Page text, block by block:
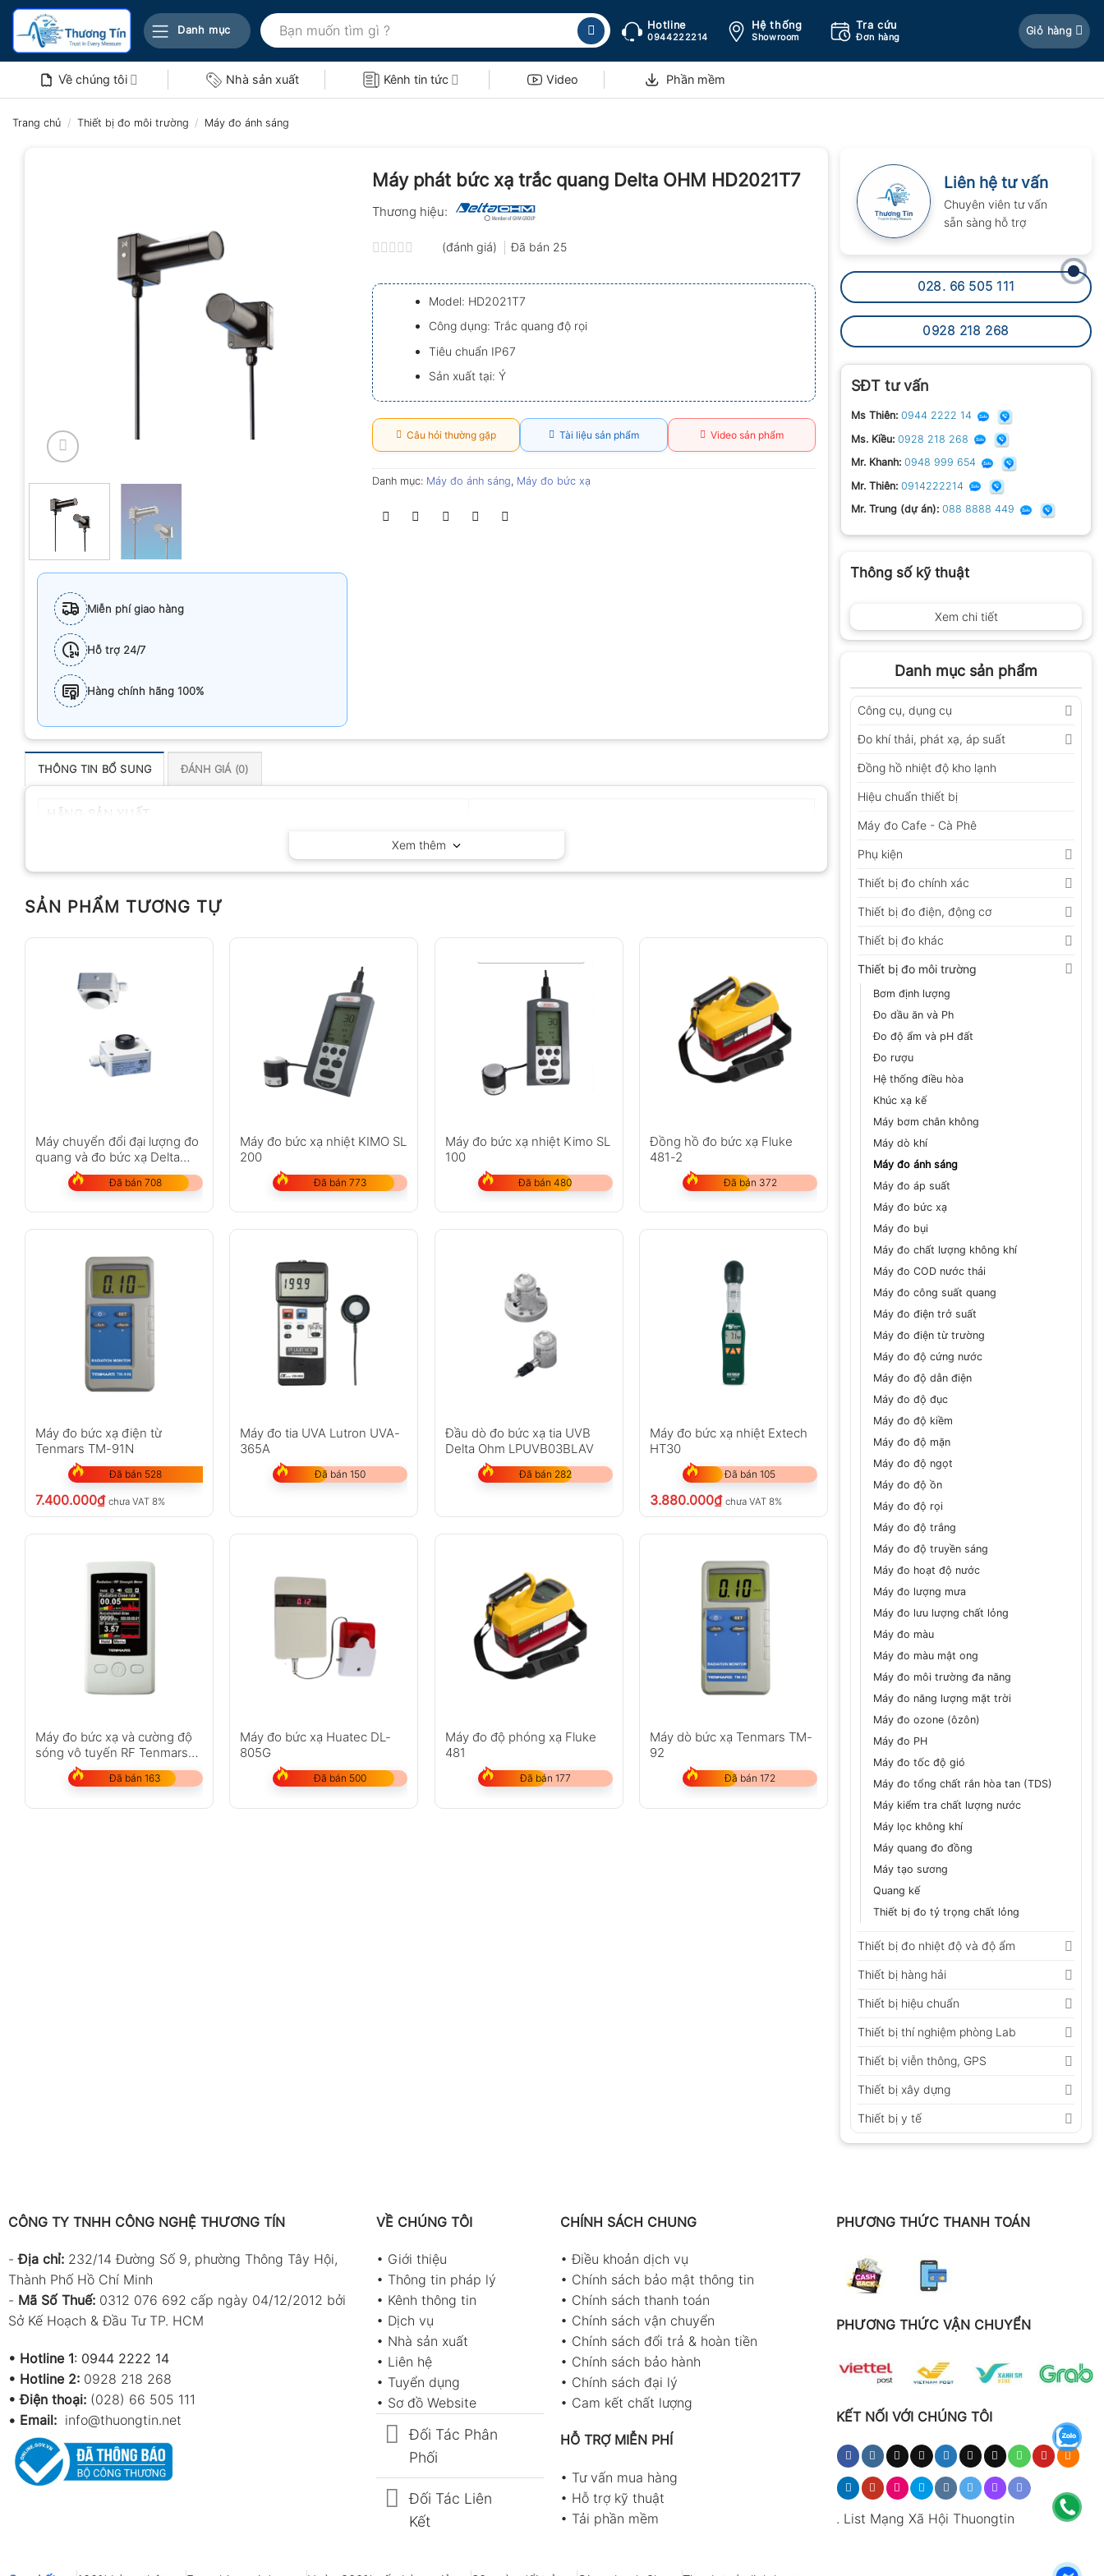
Bỏ
nội
Danh mục
Tìm
kiếm:
Hotline
0944222214
Hệ thống
Showroom
Tra cứu
Đơn hàng
Giỏ hàng
Về chúng tôi Nhà sản xuất Kênh tin tức Video Phần mềm
Trang chủ / Thiết bị đo môi trường / Máy đo ánh sáng
Liên hệ tư vấn
Chuyên viên tư vấn
sẵn sàng hỗ trợ
028. 66 505 111
0928 218 268
SĐT tư vấn
Ms Thiên: 0944 2222 14
Ms. Kiều: 0928 218 268
Mr. Khanh: 0948 999 654
Mr. Thiên: 0914222214
Mr. Trung (dự án): 088 8888 449
Thông số kỹ thuật
Xem chi tiết
Danh mục sản phẩm
Công cụ, dụng cụ
Đo khí thải, phát xạ, áp suất
Đồng hồ nhiệt độ kho lạnh
Hiệu chuẩn thiết bị
Máy đo Cafe - Cà Phê
Phụ kiện
Thiết bị đo chính xác
Thiết bị đo điện, động cơ
Thiết bị đo khác
Thiết bị đo môi trường
Bơm định lượng
Đo dầu ăn và Ph
Đo độ ẩm và pH đất
Đo rượu
Hệ thống điều hòa
Khúc xạ kế
Máy bơm chân không
Máy dò khí
Máy đo ánh sáng
Máy đo áp suất
Máy đo bức xạ
Máy đo bụi
Máy đo chất lượng không khí
Máy đo COD nước thải
Máy đo công suất quang
Máy đo điện trở suất
Máy đo điện từ trường
Máy đo độ cứng nước
Máy đo độ dẫn điện
Máy đo độ đục
Máy đo độ kiềm
Máy đo độ mặn
Máy đo độ ngọt
Máy đo độ ồn
Máy đo độ rọi
Máy đo độ trắng
Máy đo độ truyền sáng
Máy đo hoạt độ nước
Máy đo lượng mưa
Máy đo lưu lượng chất lỏng
Máy đo màu
Máy đo màu mật ong
Máy đo môi trường đa năng
Máy đo năng lượng mặt trời
Máy đo ozone (ôzôn)
Máy đo PH
Máy đo tốc độ gió
Máy đo tổng chất rắn hòa tan (TDS)
Máy kiểm tra chất lượng nước
Máy lọc không khí
Máy quang đo đồng
Máy tạo sương
Quang kế
Thiết bị đo tỷ trọng chất lỏng
Thiết bị đo nhiệt độ và độ ẩm
Thiết bị hàng hải
Thiết bị hiệu chuẩn
Thiết bị thí nghiệm phòng Lab
Thiết bị viễn thông, GPS
Thiết bị xây dựng
Thiết bị y tế
Miễn phí giao hàng
Hỗ trợ 24/7
Hàng chính hãng 100%
Máy phát bức xạ trắc quang Delta OHM HD2021T7
Thương hiệu:
xếp
hạng
0.0
5
sao
(đánh giá) Đã bán 25
Model: HD2021T7
Công dụng: Trắc quang độ rọi
Tiêu chuẩn IP67
Sản xuất tại: Ý
Câu hỏi thường gặp Tài liệu sản phẩm Video sản phẩm
Danh mục: Máy đo ánh sáng, Máy đo bức xạ
THÔNG TIN BỔ SUNG ĐÁNH GIÁ (0)
Xem thêm
SẢN PHẨM TƯƠNG TỰ
Máy chuyển đổi đại lượng đo
quang và đo bức xạ Delta
Ohm HD2021T serie
Đã bán 708
Máy đo bức xạ nhiệt KIMO SL
200
Đã bán 773
Máy đo bức xạ nhiệt Kimo SL
100
Đã bán 480
Đồng hồ đo bức xạ Fluke
481-2
Đã bán 372
Máy đo bức xạ điện từ
Tenmars TM-91N
Đã bán 528
7.400.000₫ chưa VAT 8%
Máy đo tia UVA Lutron UVA-
365A
Đã bán 150
Đầu dò đo bức xạ tia UVB
Delta Ohm LPUVB03BLAV
Đã bán 282
Máy đo bức xạ nhiệt Extech
HT30
Đã bán 105
3.880.000₫ chưa VAT 8%
Máy đo bức xạ và cường độ
sóng vô tuyến RF Tenmars
TM-93
Đã bán 163
Máy đo bức xạ Huatec DL-
805G
Đã bán 500
Máy đo độ phóng xạ Fluke
481
Đã bán 177
Máy dò bức xạ Tenmars TM-
92
Đã bán 172
CÔNG TY TNHH CÔNG NGHỆ THƯƠNG TÍN
-Địa chỉ: 232/14 Đường Số 9, phường Thông Tây Hội,
Thành Phố Hồ Chí Minh
- Mã Số Thuế: 0312 076 692 cấp ngày 04/12/2012 bởi
Sở Kế Hoạch & Đầu Tư TP. HCM
• Hotline 1: 0944 2222 14
• Hotline 2: 0928 218 268
• Điện thoại: (028) 66 505 111
• Email: info@thuongtin.net
VỀ CHÚNG TÔI
• Giới thiệu
• Thông tin pháp lý
• Kênh thông tin
• Dịch vụ
• Nhà sản xuất
• Liên hệ
• Tuyển dụng
• Sơ đồ Website
Đối Tác Phân
Phối
Đối Tác Liên
Kết
CHÍNH SÁCH CHUNG
•Điều khoản dịch vụ
• Chính sách bảo mật thông tin
• Chính sách thanh toán
• Chính sách vận chuyển
• Chính sách đổi trả & hoàn tiền
• Chính sách bảo hành
• Chính sách đại lý
• Cam kết chất lượng
HỖ TRỢ MIỄN PHÍ
• Tư vấn mua hàng
• Hỗ trợ kỹ thuật
• Tải phần mềm
PHƯƠNG THỨC THANH TOÁN
PHƯƠNG THỨC VẬN CHUYỂN
KẾT NỐI VỚI CHÚNG TÔI
. List Mạng Xã Hội Thuongtin